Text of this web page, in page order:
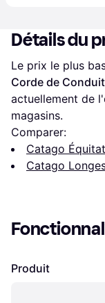
Détails du
Le prix le plus
Corde de
actuellement de
magasins.
Comparer:
Catago
Catago
Produit